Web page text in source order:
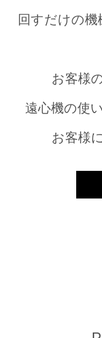
回すだけの
お客様
遠心機の使
お客様